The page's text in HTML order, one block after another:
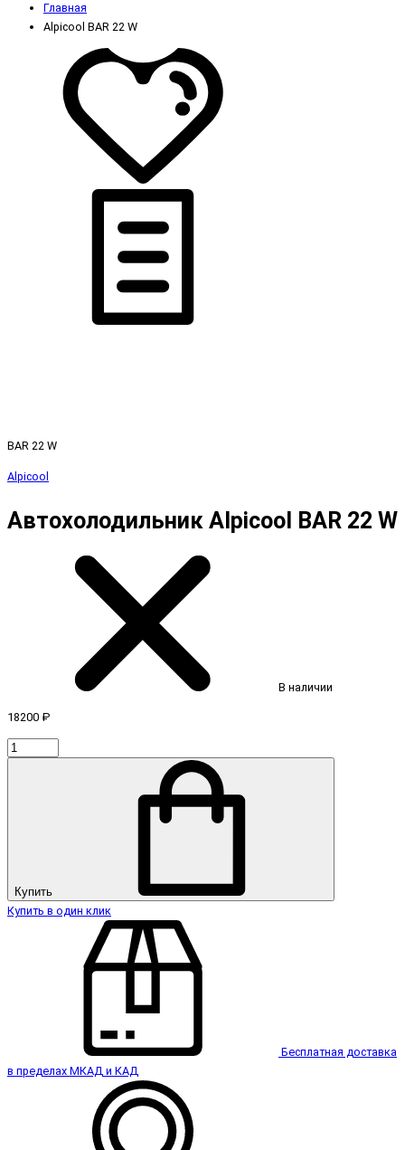
Главная
Alpicool BAR 22 W
BAR 22 W
Alpicool
Автохолодильник Alpicool BAR 22 W
В наличии
18200 ₽
Купить
Купить в один клик
Бесплатная доставка
в пределах МКАД и КАД